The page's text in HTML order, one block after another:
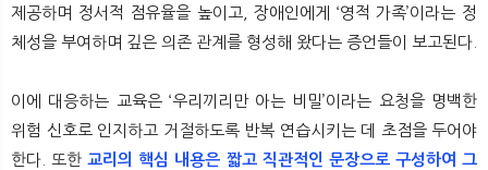
제공하며 정서적 점유율을 높이고, 장애인에게 ‘영적 가족’이라는 정
체성을 부여하며 깊은 의존 관계를 형성해 왔다는 증언들이 보고된다.
이에 대응하는 교육은 ‘우리끼리만 아는 비밀’이라는 요청을 명백한
위험 신호로 인지하고 거절하도록 반복 연습시키는 데 초점을 두어야
한다. 또한 교리의 핵심 내용은 짧고 직관적인 문장으로 구성하여 그